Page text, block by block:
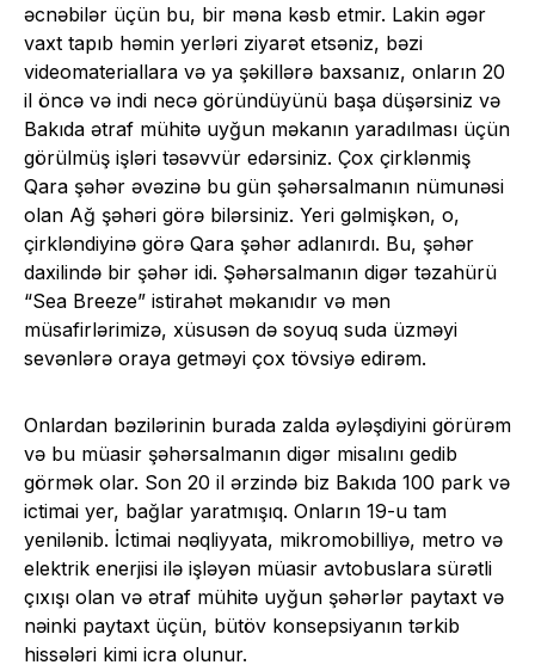
əcnəbilər üçün bu, bir məna kəsb etmir. Lakin əgər
vaxt tapıb həmin yerləri ziyarət etsəniz, bəzi
videomateriallara və ya şəkillərə baxsanız, onların 20
il öncə və indi necə göründüyünü başa düşərsiniz və
Bakıda ətraf mühitə uyğun məkanın yaradılması üçün
görülmüş işləri təsəvvür edərsiniz. Çox çirklənmiş
Qara şəhər əvəzinə bu gün şəhərsalmanın nümunəsi
olan Ağ şəhəri görə bilərsiniz. Yeri gəlmişkən, o,
çirkləndiyinə görə Qara şəhər adlanırdı. Bu, şəhər
daxilində bir şəhər idi. Şəhərsalmanın digər təzahürü
“Sea Breeze” istirahət məkanıdır və mən
müsafirlərimizə, xüsusən də soyuq suda üzməyi
sevənlərə oraya getməyi çox tövsiyə edirəm.
Onlardan bəzilərinin burada zalda əyləşdiyini görürəm
və bu müasir şəhərsalmanın digər misalını gedib
görmək olar. Son 20 il ərzində biz Bakıda 100 park və
ictimai yer, bağlar yaratmışıq. Onların 19-u tam
yenilənib. İctimai nəqliyyata, mikromobilliyə, metro və
elektrik enerjisi ilə işləyən müasir avtobuslara sürətli
çıxışı olan və ətraf mühitə uyğun şəhərlər paytaxt və
nəinki paytaxt üçün, bütöv konsepsiyanın tərkib
hissələri kimi icra olunur.